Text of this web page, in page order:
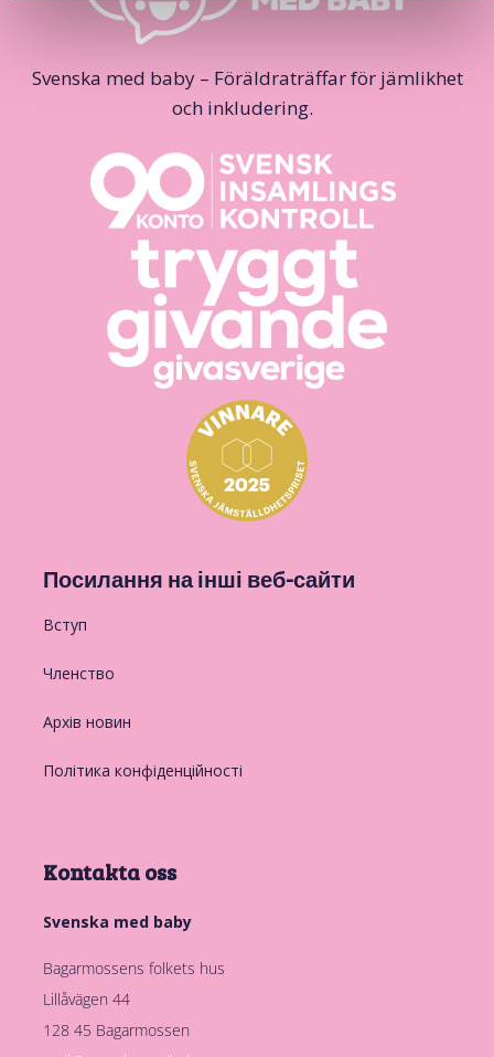
Svenska med baby – Föräldraträffar för jämlikhet
och inkludering.
Посилання на інші веб-сайти
Вступ
Членство
Архів новин
Політика конфіденційності
Kontakta oss
Svenska med baby
Bagarmossens folkets hus
Lillåvägen 44
128 45 Bagarmossen